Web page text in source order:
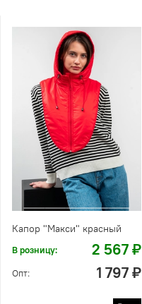
Капор "Макси" красный
В розницу: 2 567 ₽
Опт: 1 797 ₽